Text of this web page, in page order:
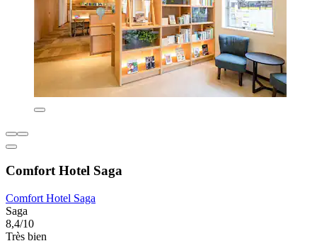
Comfort Hotel Saga
Comfort Hotel Saga
Saga
8,4/10
Très bien